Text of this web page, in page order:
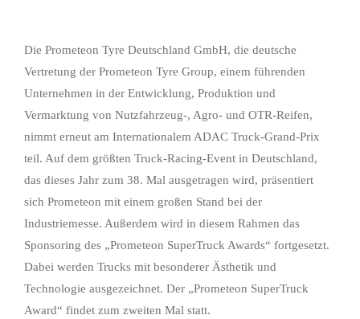
Die Prometeon Tyre Deutschland GmbH, die deutsche
Vertretung der Prometeon Tyre Group, einem führenden
Unternehmen in der Entwicklung, Produktion und
Vermarktung von Nutzfahrzeug-, Agro- und OTR-Reifen,
nimmt erneut am Internationalem ADAC Truck-Grand-Prix
teil. Auf dem größten Truck-Racing-Event in Deutschland,
das dieses Jahr zum 38. Mal ausgetragen wird, präsentiert
sich Prometeon mit einem großen Stand bei der
Industriemesse. Außerdem wird in diesem Rahmen das
Sponsoring des „Prometeon SuperTruck Awards“ fortgesetzt.
Dabei werden Trucks mit besonderer Ästhetik und
Technologie ausgezeichnet. Der „Prometeon SuperTruck
Award“ findet zum zweiten Mal statt.